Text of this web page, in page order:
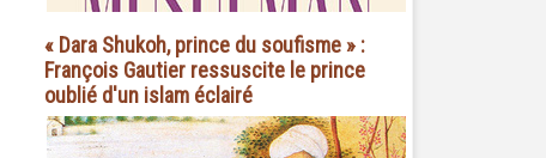
« Dara Shukoh, prince du soufisme » :
François Gautier ressuscite le prince
oublié d'un islam éclairé